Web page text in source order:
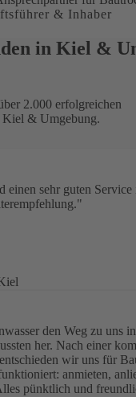
& Inhaber
in Kiel &
2.000 erfolgreichen
Kiel & Umgebung.
einen sehr guten Service
den Weg zu uns
her. Nach einer
wir uns für
anmieten,
pünktlich und